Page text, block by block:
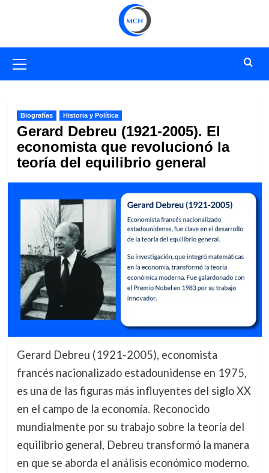
primario
Biografías Historia y Política
Gerard Debreu (1921-2005). El
economista que revolucionó la
teoría del equilibrio general
Gerard Debreu (1921-2005), economista
francés nacionalizado estadounidense en 1975,
es una de las figuras más influyentes del siglo XX
en el campo de la economía. Reconocido
mundialmente por su trabajo sobre la teoría del
equilibrio general, Debreu transformó la manera
en que se aborda el análisis económico moderno.